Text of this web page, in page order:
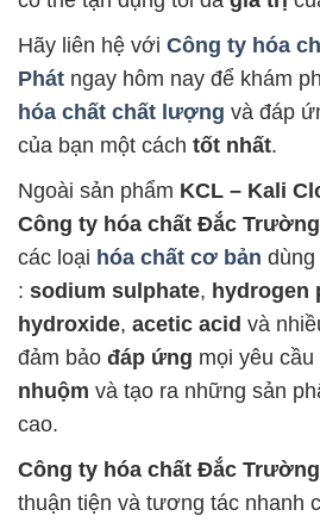
Hãy liên hệ với Công ty hóa
Phát ngay hôm nay để khám
hóa chất chất lượng và đáp
của bạn một cách tốt nhất.
Ngoài sản phẩm KCL – Kali
Công ty hóa chất Đắc
các loại hóa chất cơ bản dùng
: sodium sulphate, hydrogen
hydroxide, acetic acid và
đảm bảo đáp ứng mọi yêu
nhuộm và tạo ra những sản
cao.
Công ty hóa chất Đắc
thuận tiện và tương tác nhanh